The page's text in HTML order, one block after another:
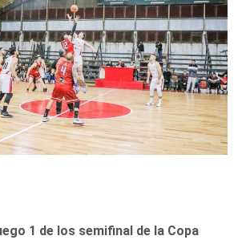
1 de los semifinal de la Copa